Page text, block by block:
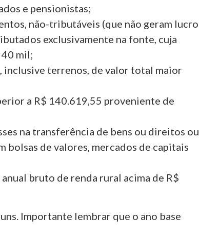
e pensionistas;
não-tributáveis (que não geram lucro
exclusivamente na fonte, cuja
40 mil;
inclusive terrenos, de valor total maior
a R$ 140.619,55 proveniente de
na transferência de bens ou direitos ou
bolsas de valores, mercados de capitais
bruto de renda rural acima de R$
Importante lembrar que o ano base